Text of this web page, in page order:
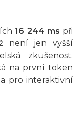
16 244 ms při
není jen vyšší
zkušenost.
na první token
pro interaktivní